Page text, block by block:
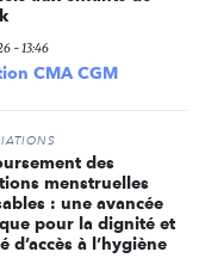
- 13:46
CMA CGM
des
menstruelles
: une avancée
pour la dignité et
d’accès à l’hygiène